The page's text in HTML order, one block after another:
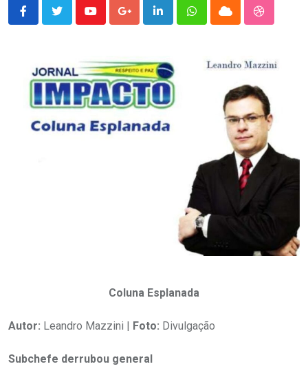
YoutubeGoogle+LinkedInWhatsappCloud
Coluna Esplanada
Autor: Leandro Mazzini | Foto: Divulgação
Subchefe derrubou general